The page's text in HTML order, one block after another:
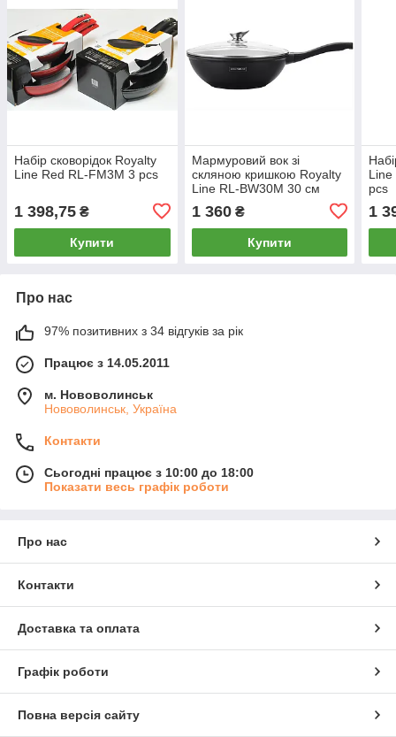
Набір сковорідок Royalty
Line Red RL-FM3M 3 pcs
1 398,75 ₴
Купити
Мармуровий вок зі
скляною кришкою Royalty
Line RL-BW30M 30 см
1 360₴
Купити
Line
pcs
1
Про нас
97% позитивних з 34 відгуків за рік
Працює з 14.05.2011
м. Нововолинськ
Нововолинськ, Україна
Контакти
Сьогодні працює з 10:00 до 18:00
Показати весь графік роботи
Про нас
Контакти
Доставка та оплата
Графік роботи
Повна версія сайту